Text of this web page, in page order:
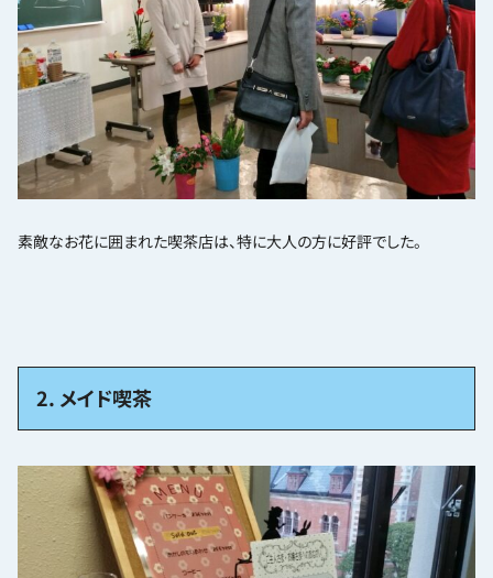
素敵なお花に囲まれた喫茶店は、特に大人の方に好評でした。
2. メイド喫茶